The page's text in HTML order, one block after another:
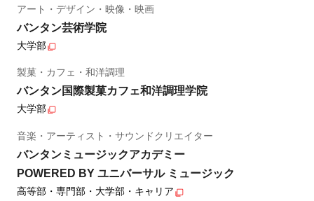
アート・デザイン・映像・映画
バンタン芸術学院
大学部
製菓・カフェ・和洋調理
バンタン国際製菓カフェ和洋調理学院
大学部
音楽・アーティスト・サウンドクリエイター
バンタンミュージックアカデミー
POWERED BY ユニバーサル ミュージック
高等部・専門部・大学部・キャリア